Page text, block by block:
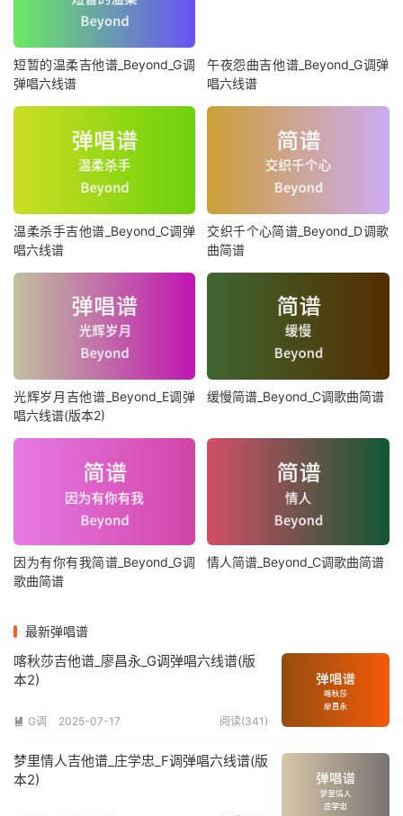
短暂的温柔吉他谱_Beyond_G调
弹唱六线谱
午夜怨曲吉他谱_Beyond_G调弹
唱六线谱
温柔杀手吉他谱_Beyond_C调弹
唱六线谱
交织千个心简谱_Beyond_D调歌
曲简谱
光辉岁月吉他谱_Beyond_E调弹
唱六线谱(版本2)
缓慢简谱_Beyond_C调歌曲简谱
因为有你有我简谱_Beyond_G调
歌曲简谱
情人简谱_Beyond_C调歌曲简谱
最新弹唱谱
喀秋莎吉他谱_廖昌永_G调弹唱六线谱(版
本2)
 G调 2025-07-17 阅读(341)
梦里情人吉他谱_庄学忠_F调弹唱六线谱(版
本2)